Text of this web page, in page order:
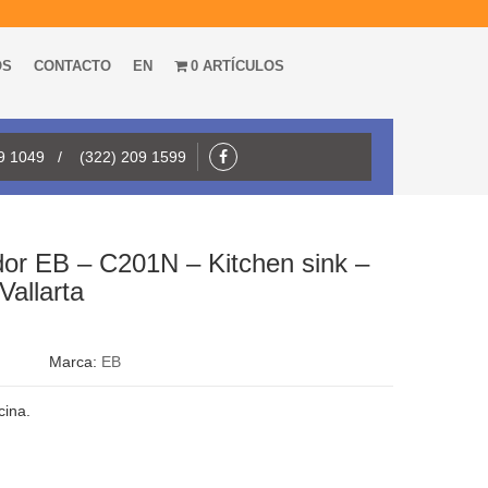
CONTACTO EN 0 ARTÍCULOS
1049 / (322) 209 1599
EB – C201N – Kitchen sink –
Marca: EB